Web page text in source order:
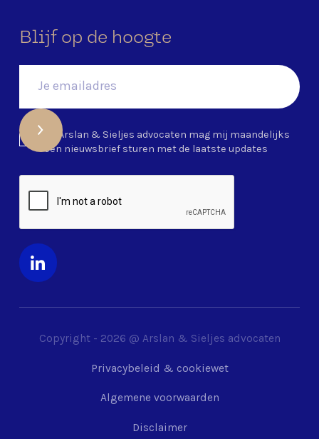
Blijf op de hoogte
Ja, Arslan & Sieljes advocaten mag mij maandelijks
een nieuwsbrief sturen met de laatste updates
Copyright - 2026 @ Arslan & Sieljes advocaten
Privacybeleid & cookiewet
Algemene voorwaarden
Disclaimer